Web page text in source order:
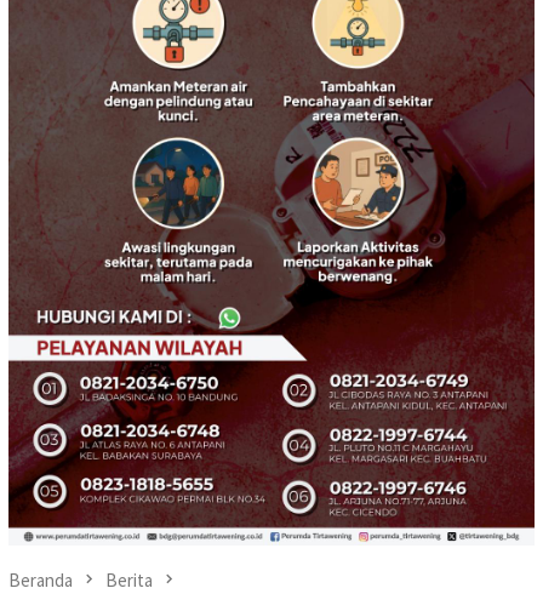
Beranda Berita